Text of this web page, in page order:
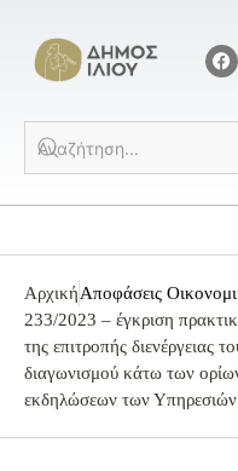
ΑρχικήΑποφάσεις
233/2023 – έγκριση
της επιτροπής διενέργειας
διαγωνισμού κάτω των
εκδηλώσεων των Υπηρεσιών